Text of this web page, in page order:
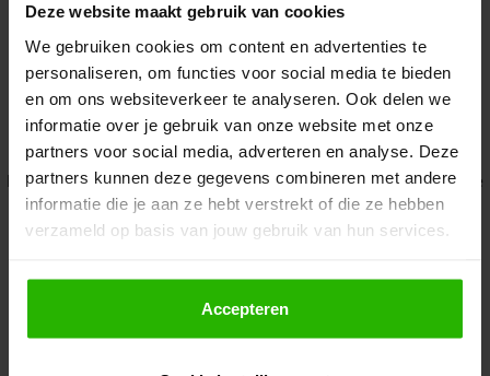
Deze website maakt gebruik van cookies
We gebruiken cookies om content en advertenties te
personaliseren, om functies voor social media te bieden
en om ons websiteverkeer te analyseren. Ook delen we
informatie over je gebruik van onze website met onze
partners voor social media, adverteren en analyse. Deze
partners kunnen deze gegevens combineren met andere
informatie die je aan ze hebt verstrekt of die ze hebben
verzameld op basis van jouw gebruik van hun services.
Als je op "Accepteer" klikt, dan geef je Voordeeluitjes.nl
toestemming om cookies voor social media en
gepersonaliseerde advertenties te plaatsen.
Accepteren
Application error: a client-side exception has occurred while
loadingwww.voordeeluitjes.nl (see the browser console for more
information).